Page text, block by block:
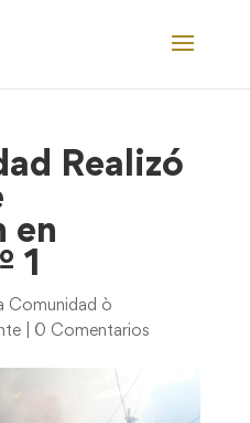
Realizó
en
1
Comunidad ò
| 0 Comentarios